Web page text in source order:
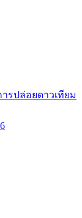
ารปล่อยดาวเทียม